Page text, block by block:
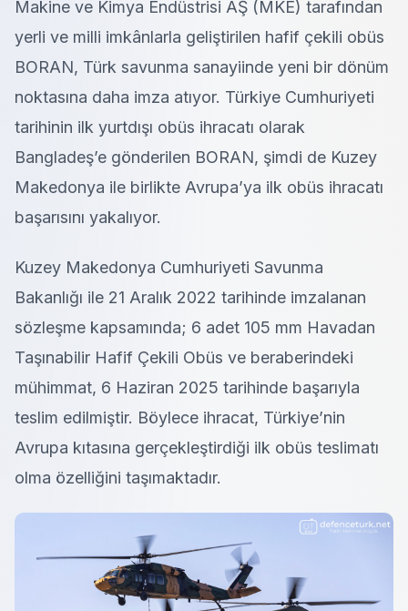
Makine ve Kimya Endüstrisi AŞ (MKE) tarafından
yerli ve milli imkânlarla geliştirilen hafif çekili obüs
BORAN, Türk savunma sanayiinde yeni bir dönüm
noktasına daha imza atıyor. Türkiye Cumhuriyeti
tarihinin ilk yurtdışı obüs ihracatı olarak
Bangladeş’e gönderilen BORAN, şimdi de Kuzey
Makedonya ile birlikte Avrupa’ya ilk obüs ihracatı
başarısını yakalıyor.
Kuzey Makedonya Cumhuriyeti Savunma
Bakanlığı ile 21 Aralık 2022 tarihinde imzalanan
sözleşme kapsamında; 6 adet 105 mm Havadan
Taşınabilir Hafif Çekili Obüs ve beraberindeki
mühimmat, 6 Haziran 2025 tarihinde başarıyla
teslim edilmiştir. Böylece ihracat, Türkiye’nin
Avrupa kıtasına gerçekleştirdiği ilk obüs teslimatı
olma özelliğini taşımaktadır.